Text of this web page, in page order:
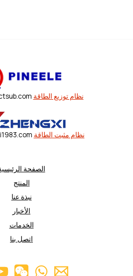
نظام توزيع الطاقةwww.compactsub.com
نظام مثبت الطاقةwww.zhengxi1983.com
الصفحة الرئيسية
المنتج
نبذة عنا
الأخبار
الخدمات
اتصل بنا